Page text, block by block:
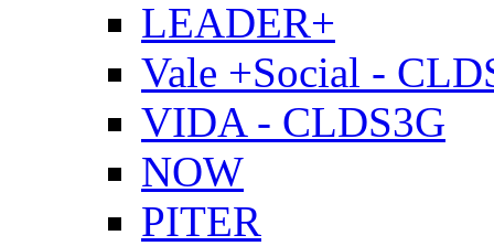
LEADER+
Vale +Social -
VIDA - CLDS3G
NOW
PITER